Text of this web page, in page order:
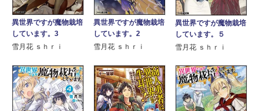
異世界ですが魔物栽培
しています。3
雪月花 ｓｈｒｉ
異世界ですが魔物栽培
しています。2
雪月花 ｓｈｒｉ
異世界ですが魔物栽培
しています。５
雪月花 ｓｈｒｉ